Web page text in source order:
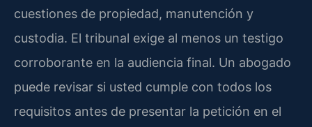
cuestiones de propiedad, manutención y
custodia. El tribunal exige al menos un testigo
corroborante en la audiencia final. Un abogado
puede revisar si usted cumple con todos los
requisitos antes de presentar la petición en el